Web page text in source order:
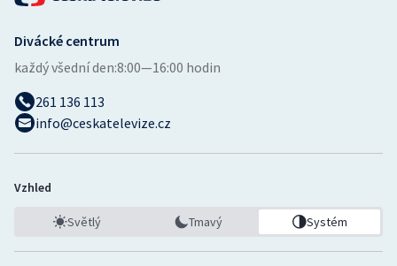
Vodní slalom
Ostatní
Divácké centrum
každý všední den:8:00—16:00 hodin
261 136 113
info@ceskatelevize.cz
Vzhled
Světlý Tmavý Systém